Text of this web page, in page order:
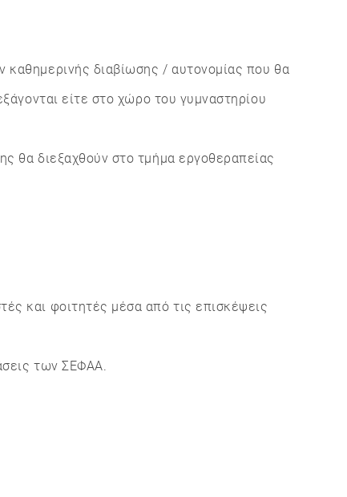
διαβίωσης / αυτονομίας που θα
είτε στο χώρο του γυμναστηρίου
θα διεξαχθούν στο τμήμα εργοθεραπείας
και φοιτητές μέσα από τις επισκέψεις
των ΣΕΦΑΑ.